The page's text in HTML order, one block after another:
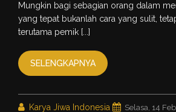
Mungkin bagi sebagian orang dalam
yang tepat bukanlah cara yang sulit,
terutama pemik [...]
SELENGKAPNYA
Karya Jiwa Indonesia Selasa, 14